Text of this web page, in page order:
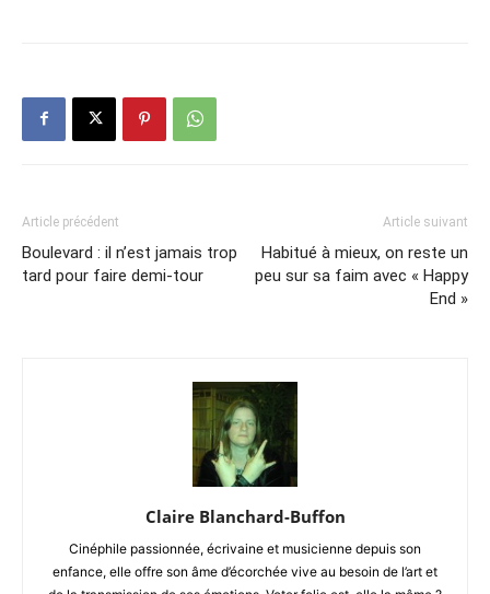
Article précédent
Boulevard : il n’est jamais trop
tard pour faire demi-tour
Article suivant
Habitué à mieux, on reste un
peu sur sa faim avec « Happy
End »
Claire Blanchard-Buffon
Cinéphile passionnée, écrivaine et musicienne depuis son
enfance, elle offre son âme d’écorchée vive au besoin de l’art et